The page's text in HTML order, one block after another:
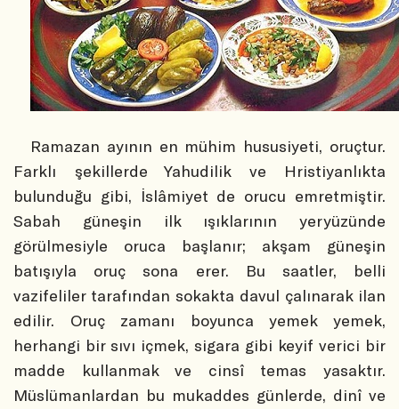
Ramazan ayının en mühim hususiyeti, oruçtur.
Farklı şekillerde Yahudilik ve Hristiyanlıkta
bulunduğu gibi, İslâmiyet de orucu emretmiştir.
Sabah güneşin ilk ışıklarının yeryüzünde
görülmesiyle oruca başlanır; akşam güneşin
batışıyla oruç sona erer. Bu saatler, belli
vazifeliler tarafından sokakta davul çalınarak ilan
edilir. Oruç zamanı boyunca yemek yemek,
herhangi bir sıvı içmek, sigara gibi keyif verici bir
madde kullanmak ve cinsî temas yasaktır.
Müslümanlardan bu mukaddes günlerde, dinî ve